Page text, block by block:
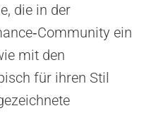
die in der
ein
mit den
für ihren Stil